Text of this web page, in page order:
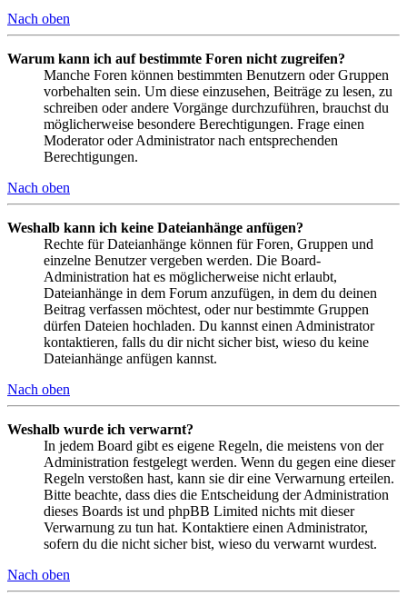
Nach oben
Warum kann ich auf bestimmte Foren nicht zugreifen?
Manche Foren können bestimmten Benutzern oder Gruppen
vorbehalten sein. Um diese einzusehen, Beiträge zu lesen, zu
schreiben oder andere Vorgänge durchzuführen, brauchst du
möglicherweise besondere Berechtigungen. Frage einen
Moderator oder Administrator nach entsprechenden
Berechtigungen.
Nach oben
Weshalb kann ich keine Dateianhänge anfügen?
Rechte für Dateianhänge können für Foren, Gruppen und
einzelne Benutzer vergeben werden. Die Board-
Administration hat es möglicherweise nicht erlaubt,
Dateianhänge in dem Forum anzufügen, in dem du deinen
Beitrag verfassen möchtest, oder nur bestimmte Gruppen
dürfen Dateien hochladen. Du kannst einen Administrator
kontaktieren, falls du dir nicht sicher bist, wieso du keine
Dateianhänge anfügen kannst.
Nach oben
Weshalb wurde ich verwarnt?
In jedem Board gibt es eigene Regeln, die meistens von der
Administration festgelegt werden. Wenn du gegen eine dieser
Regeln verstoßen hast, kann sie dir eine Verwarnung erteilen.
Bitte beachte, dass dies die Entscheidung der Administration
dieses Boards ist und phpBB Limited nichts mit dieser
Verwarnung zu tun hat. Kontaktiere einen Administrator,
sofern du die nicht sicher bist, wieso du verwarnt wurdest.
Nach oben